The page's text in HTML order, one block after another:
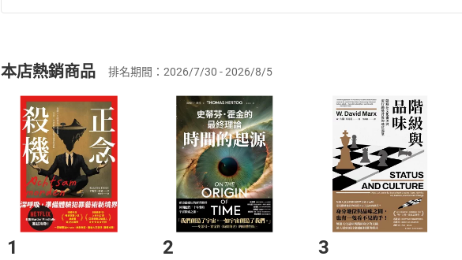
(一)依消費者保護法第19條第1項後段暨通訊交易解除權合理例外情事適用
(二)消費者訂購本店鋪之商品即代表知悉本店鋪所銷售之商品為電子書，屬
且已下載/存取電子書，不得請求退貨退款。
退貨方式：您欲取消訂單或辦理退貨時，請登入樂天市場，並於「我的訂單」
貨」，本店鋪將依您的申請進行審核，待審核通過後將為您辦理退款事宜。
請注意，樂天市場須以整筆訂單為單位進行取消/退貨，恕無法以單支商品取消
挑選商品
Choose
放入購物車
Shopping cart
登入帳號
Login
購書後，如何開始使用？
Step1.選擇閱讀載具 Step2.登入
本店熱銷商品 排名期間：2026/7/30 - 2026/8/5
1 2 3